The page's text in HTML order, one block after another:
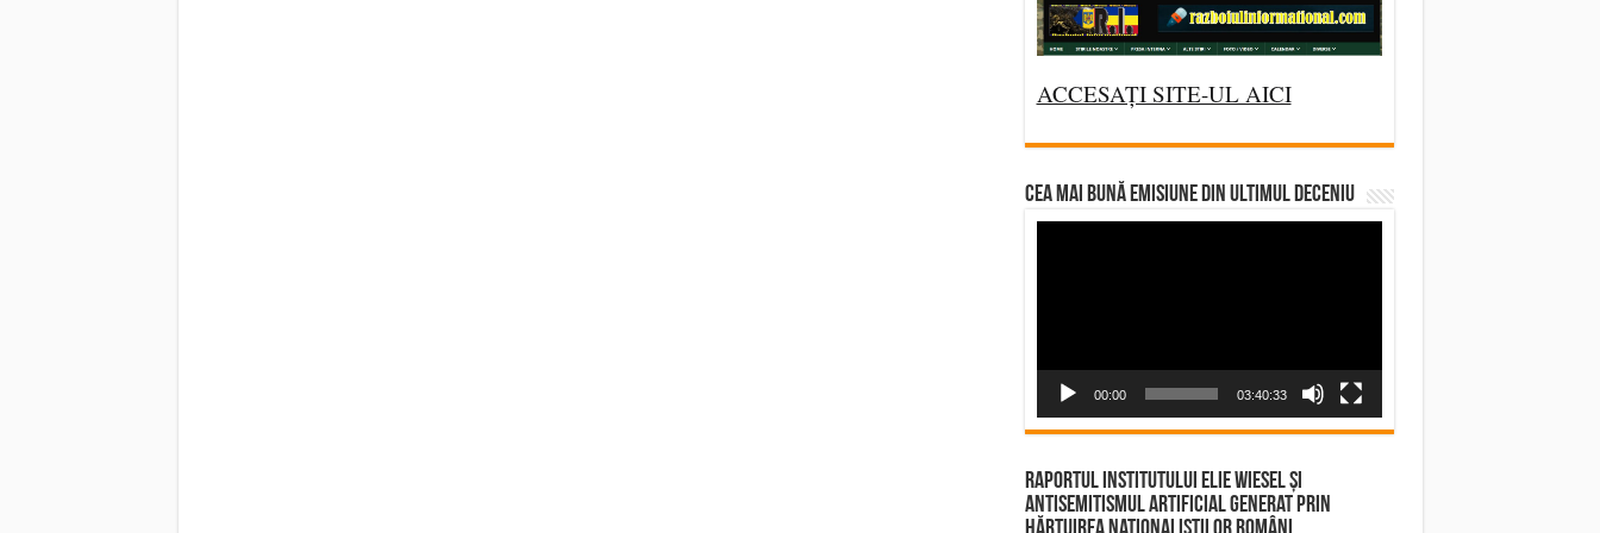
ACCESAȚI SITE-UL AICI
CEA MAI BUNĂ EMISIUNE DIN ULTIMUL DECENIU
00:00 03:40:33
Raportul Institutului Elie Wiesel și
Antisemitismul Artificial Generat prin